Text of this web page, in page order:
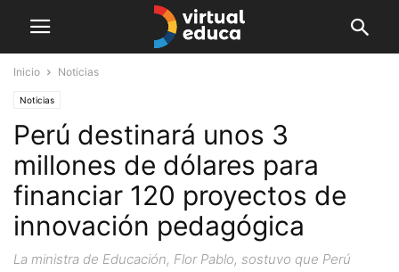
Inicio Noticias
Noticias
Perú destinará unos 3
millones de dólares para
financiar 120 proyectos de
innovación pedagógica
La ministra de Educación, Flor Pablo, sostuvo que Perú